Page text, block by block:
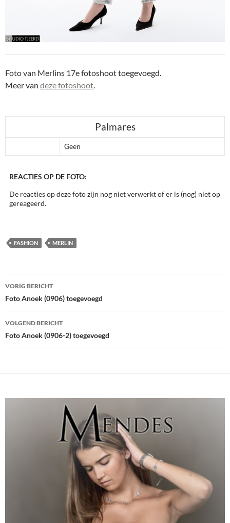
Foto van Merlins 17e fotoshoot toegevoegd.
Meer van deze fotoshoot.
Palmares
Geen
REACTIES OP DE FOTO:
De reacties op deze foto zijn nog niet verwerkt of er is (nog) niet op
gereageerd.
FASHION MERLIN
Bericht
navigatie
VORIG BERICHT
Foto Anoek (0906) toegevoegd
VOLGEND BERICHT
Foto Anoek (0906-2) toegevoegd